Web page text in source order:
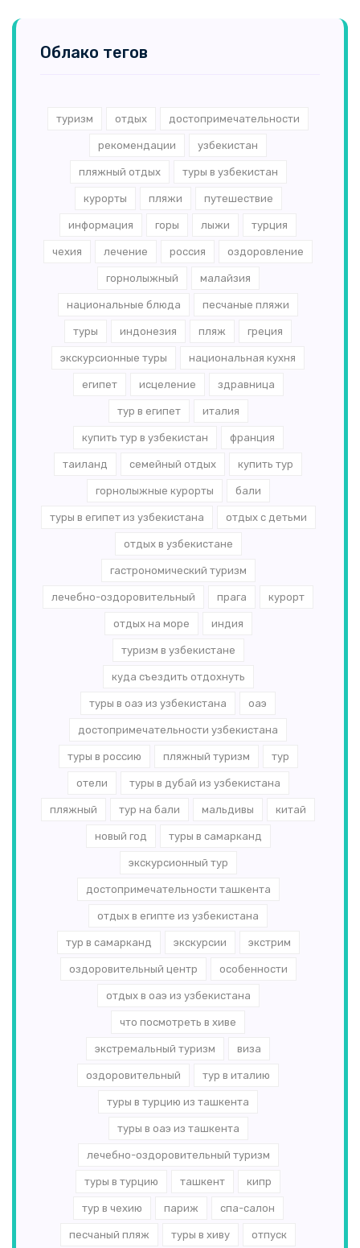
Облако тегов
туризм отдых достопримечательности
рекомендации узбекистан
пляжный отдых туры в узбекистан
курорты пляжи путешествие
информация горы лыжи турция
чехия лечение россия оздоровление
горнолыжный малайзия
национальные блюда песчаные пляжи
туры индонезия пляж греция
экскурсионные туры национальная кухня
египет исцеление здравница
тур в египет италия
купить тур в узбекистан франция
таиланд семейный отдых купить тур
горнолыжные курорты бали
туры в египет из узбекистана отдых с детьми
отдых в узбекистане
гастрономический туризм
лечебно-оздоровительный прага курорт
отдых на море индия
туризм в узбекистане
куда съездить отдохнуть
туры в оаэ из узбекистана оаэ
достопримечательности узбекистана
туры в россию пляжный туризм тур
отели туры в дубай из узбекистана
пляжный тур на бали мальдивы китай
новый год туры в самарканд
экскурсионный тур
достопримечательности ташкента
отдых в египте из узбекистана
тур в самарканд экскурсии экстрим
оздоровительный центр особенности
отдых в оаэ из узбекистана
что посмотреть в хиве
экстремальный туризм виза
оздоровительный тур в италию
туры в турцию из ташкента
туры в оаэ из ташкента
лечебно-оздоровительный туризм
туры в турцию ташкент кипр
тур в чехию париж спа-салон
песчаный пляж туры в хиву отпуск